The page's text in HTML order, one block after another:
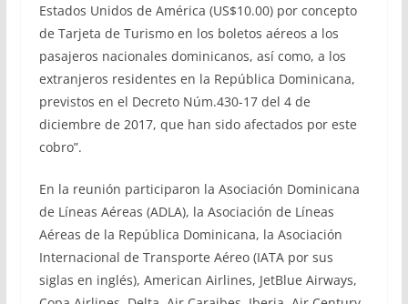
Estados Unidos de América (US$10.00) por concepto
de Tarjeta de Turismo en los boletos aéreos a los
pasajeros nacionales dominicanos, así como, a los
extranjeros residentes en la República Dominicana,
previstos en el Decreto Núm.430-17 del 4 de
diciembre de 2017, que han sido afectados por este
cobro”.
En la reunión participaron la Asociación Dominicana
de Líneas Aéreas (ADLA), la Asociación de Líneas
Aéreas de la República Dominicana, la Asociación
Internacional de Transporte Aéreo (IATA por sus
siglas en inglés), American Airlines, JetBlue Airways,